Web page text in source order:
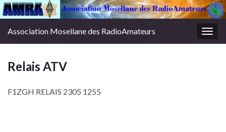
Association Mosellane des RadioAmateurs
Relais ATV
F1ZGH RELAIS 2305 1255